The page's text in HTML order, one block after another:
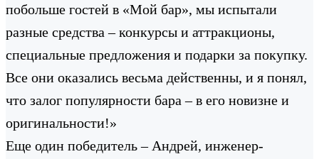
побольше гостей в «Мой бар», мы испытали
разные средства – конкурсы и аттракционы,
специальные предложения и подарки за покупку.
Все они оказались весьма действенны, и я понял,
что залог популярности бара – в его новизне и
оригинальности!»
Еще один победитель – Андрей, инженер-